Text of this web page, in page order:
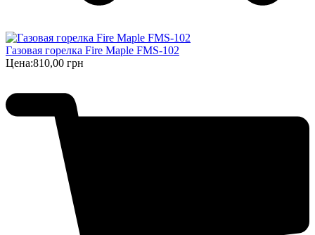
Газовая горелка Fire Maple FMS-102
Цена:810,00 грн